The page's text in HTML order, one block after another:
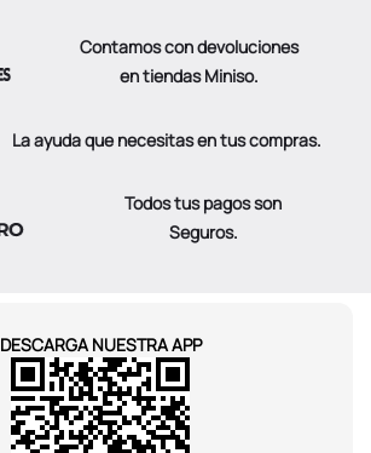
Contamos con devoluciones
en tiendas Miniso.
La ayuda que necesitas en tus compras.
Todos tus pagos son
Seguros.
DESCARGA NUESTRA APP